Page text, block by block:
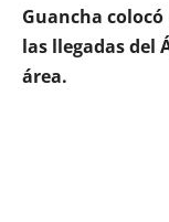
Guancha
las llegadas del
área.